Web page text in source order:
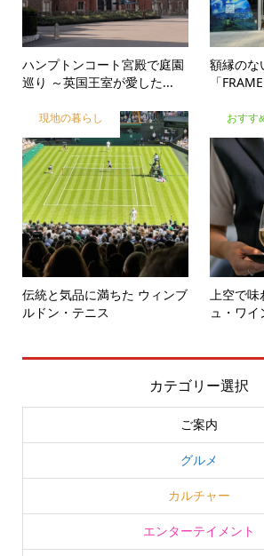
ハンプトンコート宮殿で庭園
巡り ～英国王室が愛した...
額縁のな
「
現地の暮らし
伝統と気品に満ちた ウィンブ
ルドン・テニス
おすす
上空で
ュ・ワ
カテゴリー選択
ご案内
グルメ
カルチャー
エンターテイメント